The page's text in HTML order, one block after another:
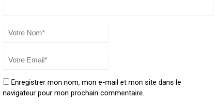
Enregistrer mon nom, mon e-mail et mon site dans le
navigateur pour mon prochain commentaire.